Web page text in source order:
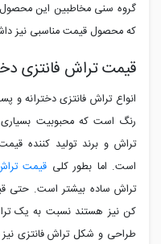
گروه سنی مخاطبین این
که محصول قیمت مناسبی نیز
قیمت تراش فانتزی
انواع تراش فانتزی دخترانه و
رنگ است که محبوبیت بسیاری
تراش و برند تولید کننده
است. اما بطور کلی قیمت
تراش ساده بیشتر است. حتی
کن نیز هستند نسبت به یک
طراحی و شکل تراش فانتزی